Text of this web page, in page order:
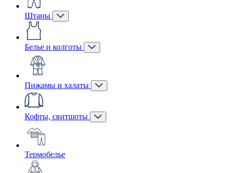
Штаны
Белье и колготы
Пижамы и халаты
Кофты, свитшоты
Термобелье